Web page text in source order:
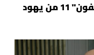
هكذا قتل "المستضعفون" 11 من يهود